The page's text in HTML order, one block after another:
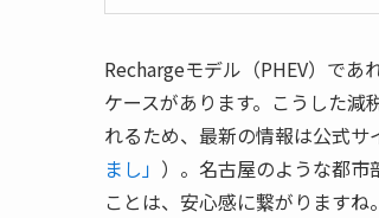
Rechargeモデル（PHEV）で
ケースがあります。こうした
れるため、最新の情報は公式サ
まし」 ）。名古屋のような都市
ことは、安心感に繋がりますね。